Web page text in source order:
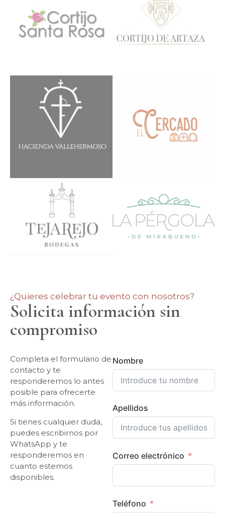
¿Quieres celebrar tu evento con nosotros?
Solicita información sin
compromiso
Completa el formulario de
contacto y te
responderemos lo antes
posible para ofrecerte
más información.
Si tienes cualquier duda,
puedes escribirnos por
WhatsApp y te
responderemos en
cuanto estemos
disponibles.
Nombre
Apellidos
Correo electrónico
Teléfono